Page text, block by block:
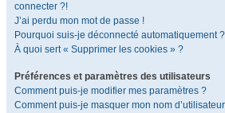
connecter ?!
J’ai perdu mon mot de passe !
Pourquoi suis-je déconnecté automatiquement ?
À quoi sert « Supprimer les cookies » ?
Préférences et paramètres des utilisateurs
Comment puis-je modifier mes paramètres ?
Comment puis-je masquer mon nom